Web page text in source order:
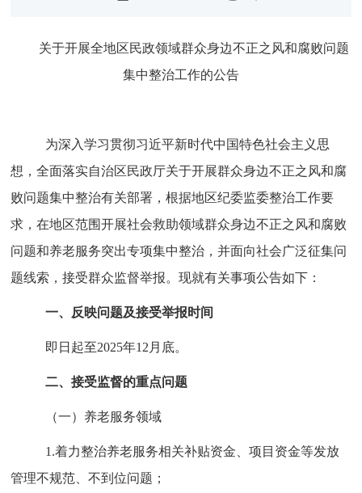
关于开展全地区民政领域群众身边不正之风和腐败问题
集中整治工作的公告
为深入学习贯彻习近平新时代中国特色社会主义思
想，全面落实自治区民政厅关于开展群众身边不正之风和腐
败问题集中整治有关部署，根据地区纪委监委整治工作要
求，在地区范围开展社会救助领域群众身边不正之风和腐败
问题和养老服务突出专项集中整治，并面向社会广泛征集问
题线索，接受群众监督举报。现就有关事项公告如下：
一、反映问题及接受举报时间
即日起至2025年12 月底。
二、接受监督的重点问题
（一）养老服务领域
1.着力整治养老服务相关补贴资金、项目资金等发放
管理不规范、不到位问题；